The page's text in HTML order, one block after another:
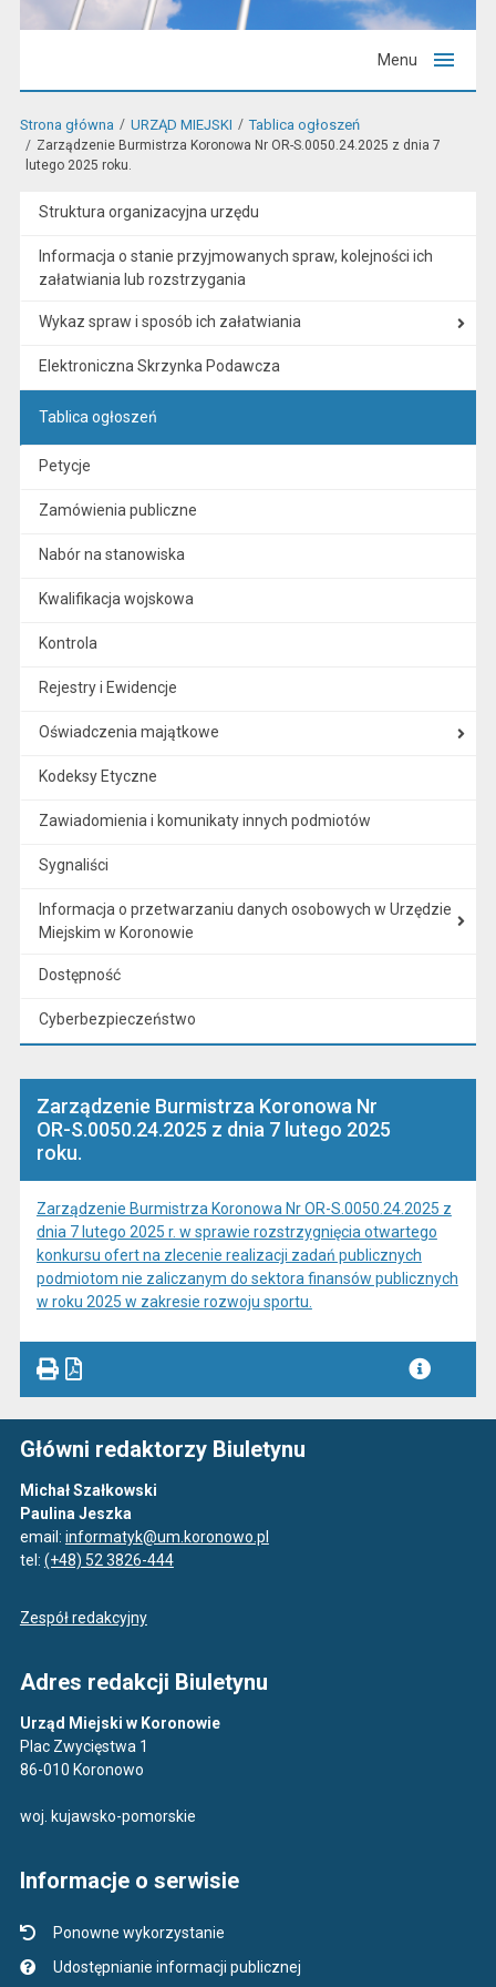
Menu
Strona główna URZĄD MIEJSKI Tablica ogłoszeń
Zarządzenie Burmistrza Koronowa Nr OR-S.0050.24.2025 z dnia 7
lutego 2025 roku.
Struktura organizacyjna urzędu
Informacja o stanie przyjmowanych spraw, kolejności ich
załatwiania lub rozstrzygania
Wykaz spraw i sposób ich załatwiania
Elektroniczna Skrzynka Podawcza
Tablica ogłoszeń
Petycje
Zamówienia publiczne
Nabór na stanowiska
Kwalifikacja wojskowa
Kontrola
Rejestry i Ewidencje
Oświadczenia majątkowe
Kodeksy Etyczne
Zawiadomienia i komunikaty innych podmiotów
Sygnaliści
Informacja o przetwarzaniu danych osobowych w Urzędzie
Miejskim w Koronowie
Dostępność
Cyberbezpieczeństwo
Zarządzenie Burmistrza Koronowa Nr
OR-S.0050.24.2025 z dnia 7 lutego 2025
roku.
Zarządzenie Burmistrza Koronowa Nr OR-S.0050.24.2025 z
dnia 7 lutego 2025 r. w sprawie rozstrzygnięcia otwartego
konkursu ofert na zlecenie realizacji zadań publicznych
podmiotom nie zaliczanym do sektora finansów publicznych
w roku 2025 w zakresie rozwoju sportu.
Główni redaktorzy Biuletynu
Michał Szałkowski
Paulina Jeszka
email: informatyk@um.koronowo.pl
tel: (+48) 52 3826-444
Zespół redakcyjny
Adres redakcji Biuletynu
Urząd Miejski w Koronowie
Plac Zwycięstwa 1
86-010 Koronowo
woj. kujawsko-pomorskie
Informacje o serwisie
Ponowne wykorzystanie
Udostępnianie informacji publicznej